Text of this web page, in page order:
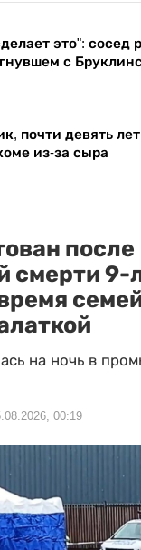
это": сосед
с
почти девять лет
из-за сыра
после
смерти 9-
на ночь в
00:19